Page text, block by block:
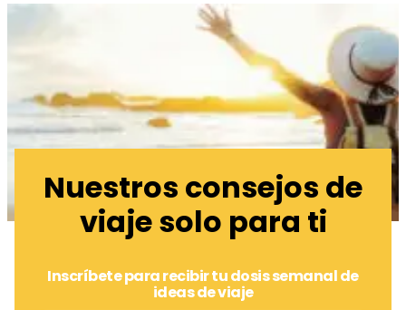
Nuestros consejos de
viaje solo para ti
Inscríbete para recibir tu dosis semanal de
ideas de viaje